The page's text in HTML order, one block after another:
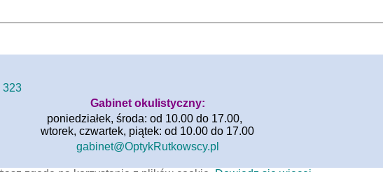
323
Gabinet okulistyczny:
poniedziałek, środa: od 10.00 do 17.00,
wtorek, czwartek, piątek: od 10.00 do 17.00
gabinet@OptykRutkowscy.pl